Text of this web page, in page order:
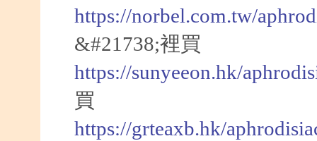
https://norbel.com.tw/
&#21738;裡買
https://sunyeeon.hk/
買
https://grteaxb.hk/